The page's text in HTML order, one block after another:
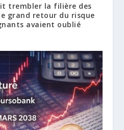
trembler la filière des
grand retour du risque
avaient oublié